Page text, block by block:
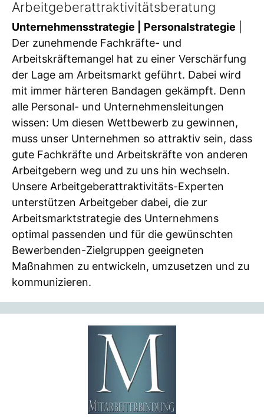
Arbeitgeberattraktivitätsberatung
Unternehmensstrategie | Personalstrategie
Der zunehmende Fachkräfte- und
Arbeitskräftemangel hat zu einer Verschärfung
der Lage am Arbeitsmarkt geführt. Dabei wird
mit immer härteren Bandagen gekämpft. Denn
alle Personal- und Unternehmensleitungen
wissen: Um diesen Wettbewerb zu gewinnen,
muss unser Unternehmen so attraktiv sein, dass
gute Fachkräfte und Arbeitskräfte von anderen
Arbeitgebern weg und zu uns hin wechseln.
Unsere Arbeitgeberattraktivitäts-Experten
unterstützen Arbeitgeber dabei, die zur
Arbeitsmarktstrategie des Unternehmens
optimal passenden und für die gewünschten
Bewerbenden-Zielgruppen geeigneten
Maßnahmen zu entwickeln, umzusetzen und zu
kommunizieren.